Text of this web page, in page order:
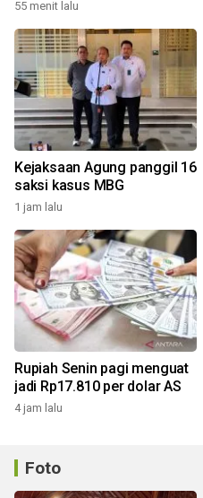
55 menit lalu
Kejaksaan Agung panggil 16
saksi kasus MBG
1 jam lalu
Rupiah Senin pagi menguat
jadi Rp17.810 per dolar AS
4 jam lalu
Foto